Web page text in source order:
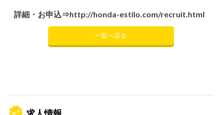
詳細・お申込⇒http://honda-estilo.com/recruit.html
一覧へ戻る